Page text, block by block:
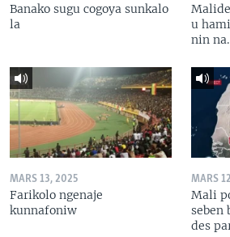
Banako sugu cogoya sunkalo
la
u
nin na.
MARS 13, 2025
Farikolo ngenaje
kunnafoniw
MARS
Mali
seben
des